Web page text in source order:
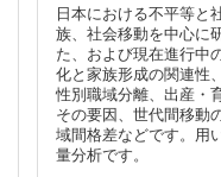
日本における不平等と
族、社会移動を中心に
た、および現在進行中
化と家族形成の関連性
性別職域分離、出産・
その要因、世代間移動
域間格差などです。用
量分析です。